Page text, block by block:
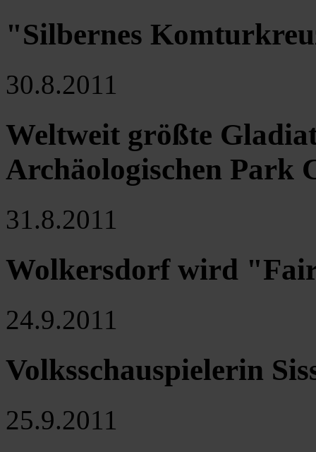
"Silbernes
30.8.2011
Weltweit größte
Archäologischen Park
31.8.2011
Wolkersdorf wird
24.9.2011
Volksschauspielerin
25.9.2011